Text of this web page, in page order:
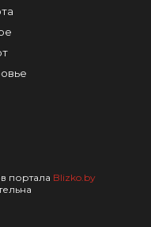
портала Blizko.by